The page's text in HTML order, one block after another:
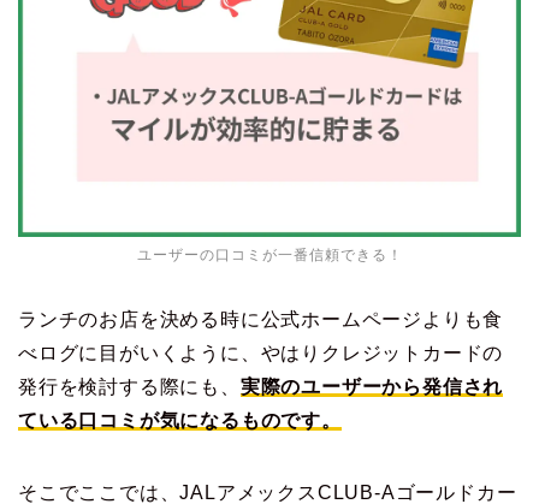
ユーザーの口コミが一番信頼できる！
ランチのお店を決める時に公式ホームページよりも食
べログに目がいくように、やはりクレジットカードの
発行を検討する際にも、 実際のユーザーから発信され
ている口コミが気になるものです。
そこでここでは、JALアメックスCLUB-Aゴールドカー